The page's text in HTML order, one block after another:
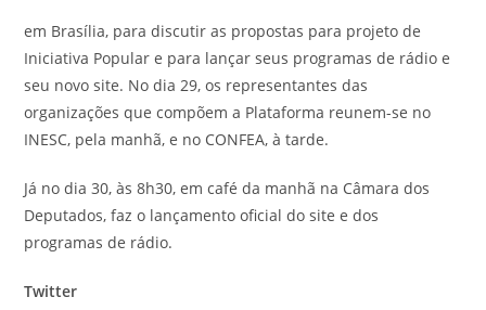
em Brasília, para discutir as propostas para projeto de
Iniciativa Popular e para lançar seus programas de rádio e
seu novo site. No dia 29, os representantes das
organizações que compõem a Plataforma reunem-se no
INESC, pela manhã, e no CONFEA, à tarde.
Já no dia 30, às 8h30, em café da manhã na Câmara dos
Deputados, faz o lançamento oficial do site e dos
programas de rádio.
Twitter